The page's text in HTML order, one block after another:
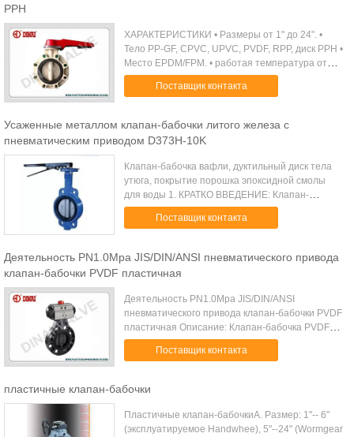
PPH
ХАРАКТЕРИСТИКИ • Размеры от 1" до 24". •
Тело PP-GF, CPVC, UPVC, PVDF, RPP, диск PPH •
Место EPDM/FPM. • работая температура от
-10℃ к 95℃. • адвокатское сословие давления
деятельности PN10. • Минимальное акуст...
Поставщик контакта
Усаженные металлом клапан-бабочки литого железа с
пневматическим приводом D373H-10K
Клапан-бабочка вафли, дуктильный диск тела
утюга, покрытие порошка эпоксидной смолы
для воды 1. КРАТКО ВВЕДЕНИЕ: Клапан-
бабочка управляется формой 0° диска вращая
до 90°, может быть приложена для того чтобы
Поставщик контакта
Деятельность PN1.0Mpa JIS/DIN/ANSI пневматического привода
клапан-бабочки PVDF пластичная
Деятельность PN1.0Mpa JIS/DIN/ANSI
пневматического привода клапан-бабочки PVDF
пластичная Описание: Клапан-бабочка PVDF
сделана материалом PVDF, материалом тела и
диск pvdf, стержень 304 нержавеющая сталь,
Поставщик контакта
пластичные клапан-бабочки
Пластичные клапан-бабочкиA. Размер: 1"-- 6"
(эксплуатируемое Handwhee), 5"--24" (Wormgear